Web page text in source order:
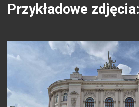
Przykładowe zdjęcia: